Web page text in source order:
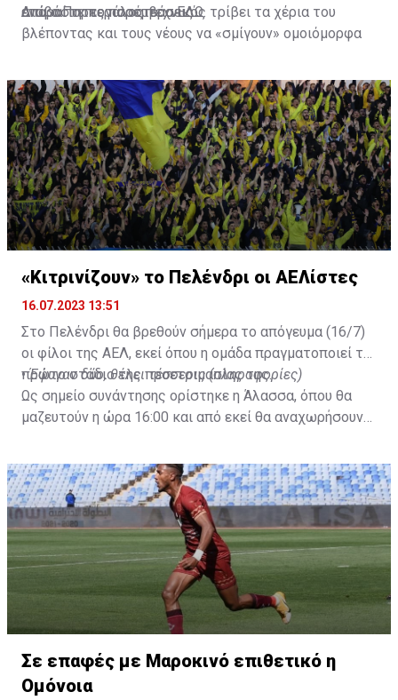
απαραίτητες παρεμβάσεις.
ενώ ο Πορτογάλος τεχνικός τρίβει τα χέρια του
βλέποντας και τους νέους να «σμίγουν» ομοιόμορφα
Διαβάστε περισσότεραΕΔΩ.
«Κιτρινίζουν» το Πελένδρι οι ΑΕΛίστες
16.07.2023 13:51
Στο Πελένδρι θα βρεθούν σήμερα το απόγευμα (16/7)
οι φίλοι της ΑΕΛ, εκεί όπου η ομάδα πραγματοποιεί το
πρώτο στάδιο της προετοιμασίας της.
•Έφυγαν δύο, θέλει τέσσερις (πληροφορίες)
Ως σημείο συνάντησης ορίστηκε η Άλασσα, όπου θα
μαζευτούν η ώρα 16:00 και από εκεί θα αναχωρήσουν
της ομάδας.
Σε επαφές με Μαροκινό επιθετικό η
Ομόνοια